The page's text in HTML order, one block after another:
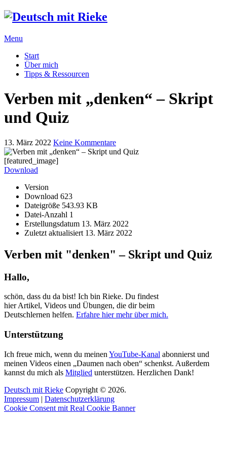
Menu
Start
Über mich
Tipps & Ressourcen
Verben mit „denken“ – Skript
und Quiz
13. März 2022 Keine Kommentare
[featured_image]
Download
Version
Download 623
Dateigröße 543.93 KB
Datei-Anzahl 1
Erstellungsdatum 13. März 2022
Zuletzt aktualisiert 13. März 2022
Verben mit "denken" – Skript und Quiz
Hallo,
schön, dass du da bist! Ich bin Rieke. Du findest
hier Artikel, Videos und Übungen, die dir beim
Deutschlernen helfen. Erfahre hier mehr über mich.
Unterstützung
Ich freue mich, wenn du meinen YouTube-Kanal abonnierst und
meinen Videos einen „Daumen nach oben“ schenkst. Außerdem
kannst du mich als Mitglied unterstützen. Herzlichen Dank!
Deutsch mit Rieke Copyright © 2026.
Impressum | Datenschutzerklärung
Cookie Consent mit Real Cookie Banner